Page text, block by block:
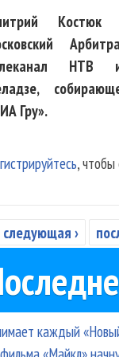
НТВ
Гру».
, чтобы
следующая ›
каждый